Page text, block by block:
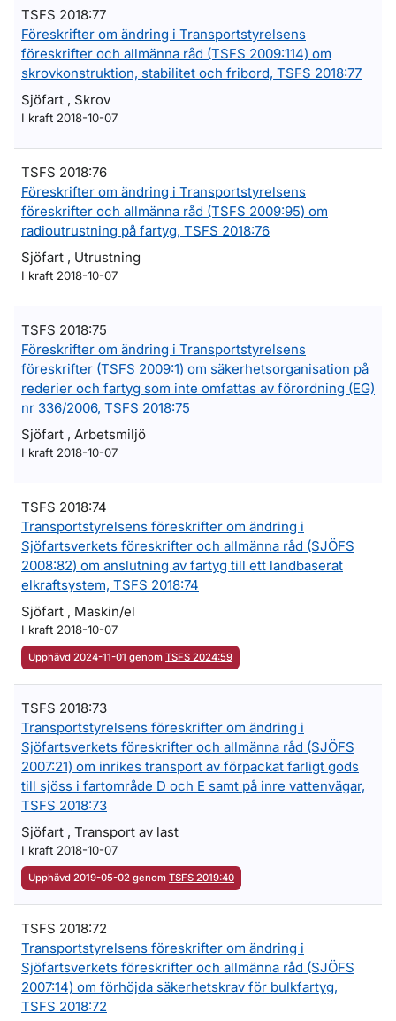
TSFS 2018:77
Föreskrifter om ändring i Transportstyrelsens
föreskrifter och allmänna råd (TSFS 2009:114) om
skrovkonstruktion, stabilitet och fribord, TSFS 2018:77
Sjöfart , Skrov
I kraft 2018-10-07
TSFS 2018:76
Föreskrifter om ändring i Transportstyrelsens
föreskrifter och allmänna råd (TSFS 2009:95) om
radioutrustning på fartyg, TSFS 2018:76
Sjöfart , Utrustning
I kraft 2018-10-07
TSFS 2018:75
Föreskrifter om ändring i Transportstyrelsens
föreskrifter (TSFS 2009:1) om säkerhetsorganisation på
rederier och fartyg som inte omfattas av förordning (EG)
nr 336/2006, TSFS 2018:75
Sjöfart , Arbetsmiljö
I kraft 2018-10-07
TSFS 2018:74
Transportstyrelsens föreskrifter om ändring i
Sjöfartsverkets föreskrifter och allmänna råd (SJÖFS
2008:82) om anslutning av fartyg till ett landbaserat
elkraftsystem, TSFS 2018:74
Sjöfart , Maskin/el
I kraft 2018-10-07
Upphävd 2024-11-01 genom TSFS 2024:59
TSFS 2018:73
Transportstyrelsens föreskrifter om ändring i
Sjöfartsverkets föreskrifter och allmänna råd (SJÖFS
2007:21) om inrikes transport av förpackat farligt gods
till sjöss i fartområde D och E samt på inre vattenvägar,
TSFS 2018:73
Sjöfart , Transport av last
I kraft 2018-10-07
Upphävd 2019-05-02 genom TSFS 2019:40
TSFS 2018:72
Transportstyrelsens föreskrifter om ändring i
Sjöfartsverkets föreskrifter och allmänna råd (SJÖFS
2007:14) om förhöjda säkerhetskrav för bulkfartyg,
TSFS 2018:72